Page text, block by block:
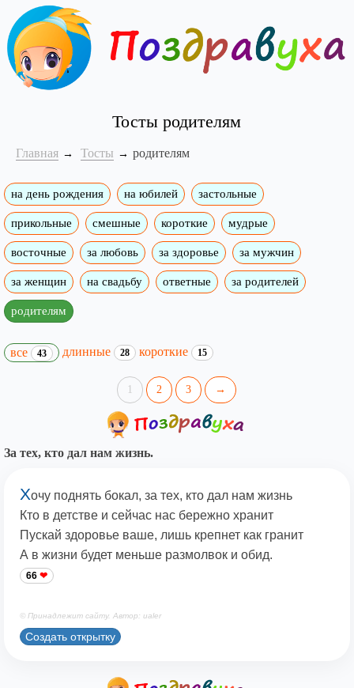
Тосты родителям
Главная Тосты родителям
на день рождения на юбилей застольные
прикольные смешные короткие мудрые
восточные за любовь за здоровье за мужчин
за женщин на свадьбу ответные за родителей
родителям
все 43 длинные 28 короткие 15
1 2 3 →
За тех, кто дал нам жизнь.
Хочу поднять бокал, за тех, кто дал нам жизнь
Кто в детстве и сейчас нас бережно хранит
Пускай здоровье ваше, лишь крепнет как гранит
А в жизни будет меньше размолвок и обид.
66
© Принадлежит сайту. Автор: ualer
Создать открытку